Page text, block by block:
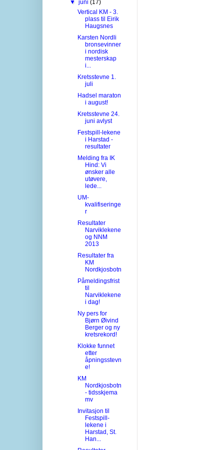
▼juni(17)
Vertical KM - 3.
plass til Eirik
Haugsnes
Karsten Nordli
bronsevinner
i nordisk
mesterskap
i...
Kretsstevne 1.
juli
Hadsel maraton
i august!
Kretsstevne 24.
juni avlyst
Festspill-lekene
i Harstad -
resultater
Melding fra IK
Hind: Vi
ønsker alle
utøvere,
lede...
UM-
kvalifiseringe
r
Resultater
Narviklekene
og NNM
2013
Resultater fra
KM
Nordkjosbotn
Påmeldingsfrist
til
Narviklekene
i dag!
Ny pers for
Bjørn Øivind
Berger og ny
kretsrekord!
Klokke funnet
etter
åpningsstevn
e!
KM
Nordkjosbotn
- tidsskjema
mv
Invitasjon til
Festspill-
lekene i
Harstad, St.
Han...